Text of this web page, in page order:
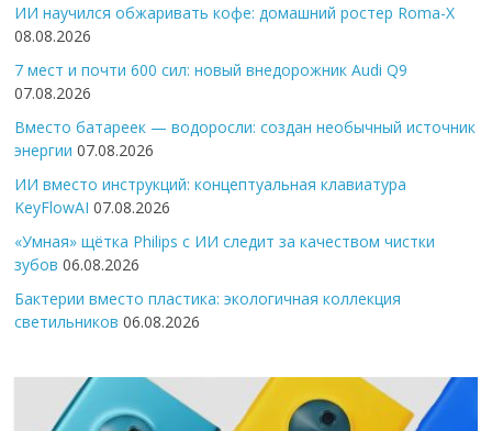
ИИ научился обжаривать кофе: домашний ростер Roma-X
08.08.2026
7 мест и почти 600 сил: новый внедорожник Audi Q9
07.08.2026
Вместо батареек — водоросли: создан необычный источник
энергии 07.08.2026
ИИ вместо инструкций: концептуальная клавиатура
KeyFlowAI 07.08.2026
«Умная» щётка Philips с ИИ следит за качеством чистки
зубов 06.08.2026
Бактерии вместо пластика: экологичная коллекция
светильников 06.08.2026